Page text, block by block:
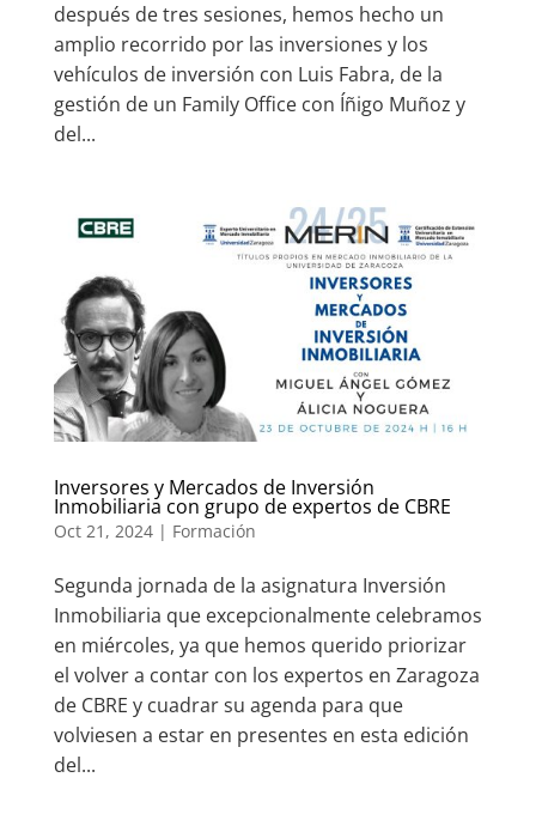
después de tres sesiones, hemos hecho un
amplio recorrido por las inversiones y los
vehículos de inversión con Luis Fabra, de la
gestión de un Family Office con Íñigo Muñoz y
del...
Inversores y Mercados de Inversión
Inmobiliaria con grupo de expertos de CBRE
Oct 21, 2024| Formación
Segunda jornada de la asignatura Inversión
Inmobiliaria que excepcionalmente celebramos
en miércoles, ya que hemos querido priorizar
el volver a contar con los expertos en Zaragoza
de CBRE y cuadrar su agenda para que
volviesen a estar en presentes en esta edición
del...